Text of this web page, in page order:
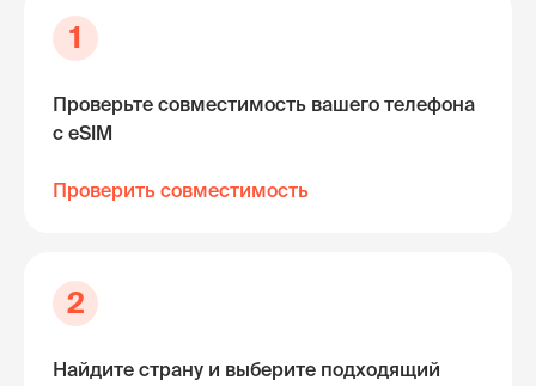
1
Проверьте совместимость вашего телефона
с eSIM
Проверить совместимость
2
Найдите страну и выберите подходящий